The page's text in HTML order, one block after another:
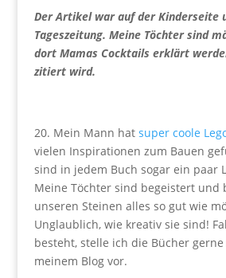
Der Artikel war auf der Kinderseite
Tageszeitung. Meine Töchter sind
dort Mamas Cocktails erklärt
zitiert wird.
20. Mein Mann hat super coole
vielen Inspirationen zum Bauen
sind in jedem Buch sogar ein paar
Meine Töchter sind begeistert und
unseren Steinen alles so gut wie
Unglaublich, wie kreativ sie sind!
besteht, stelle ich die Bücher
meinem Blog vor.